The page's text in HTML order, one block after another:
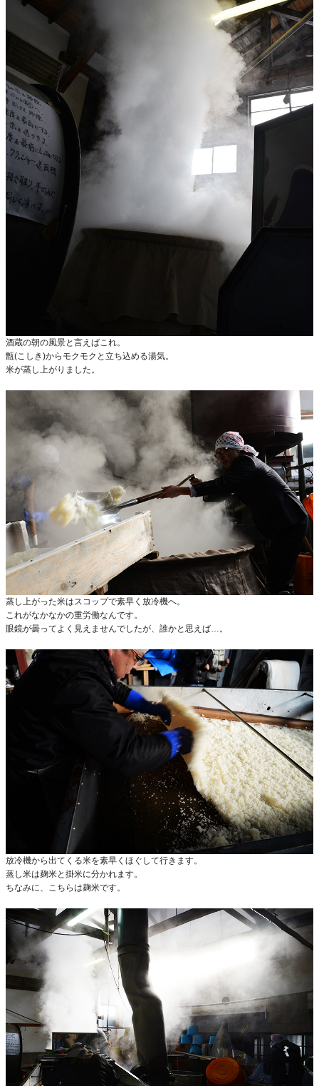
酒蔵の朝の風景と言えばこれ。
甑(こしき)からモクモクと立ち込める湯気。
米が蒸し上がりました。
蒸し上がった米はスコップで素早く放冷機へ。
これがなかなかの重労働なんです。
眼鏡が曇ってよく見えませんでしたが、誰かと思えば…。
放冷機から出てくる米を素早くほぐして行きます。
蒸し米は麹米と掛米に分かれます。
ちなみに、こちらは麹米です。